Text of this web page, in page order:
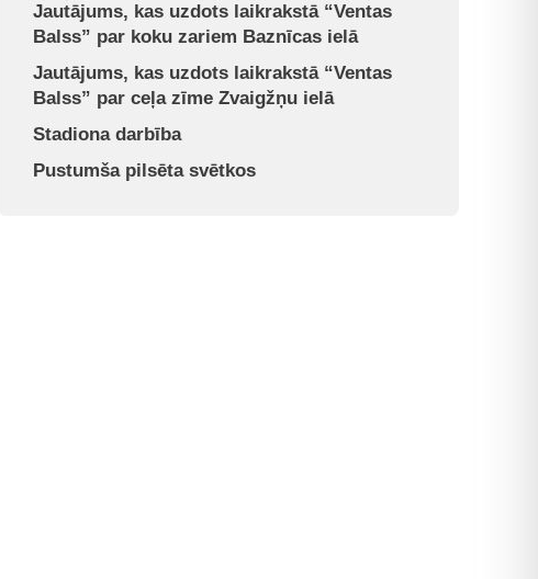
Jautājums, kas uzdots laikrakstā “Ventas
Balss” par koku zariem Baznīcas ielā
Jautājums, kas uzdots laikrakstā “Ventas
Balss” par ceļa zīme Zvaigžņu ielā
Stadiona darbība
Pustumša pilsēta svētkos